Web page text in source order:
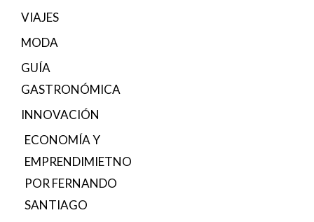
VIAJES
MODA
GUÍA
GASTRONÓMICA
INNOVACIÓN
ECONOMÍA Y
EMPRENDIMIETNO
POR FERNANDO
SANTIAGO